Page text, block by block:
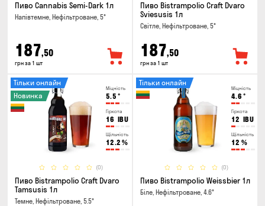
Пиво Cannabis Semi-Dark 1л
Напівтемне, Нефільтроване, 5°
187,50
грн за 1 шт
Пиво Bistrampolio Craft Dvaro
Sviesusis 1л
Світле, Нефільтроване, 5°
187,50
грн за 1 шт
Міцність
5.5 °
Гіркота
16 IBU
Щільність
12.2 %
(0)
Тільки онлайн
Новинка
Пиво Bistrampolio Craft Dvaro
Tamsusis 1л
Темне, Нефільтроване, 5.5°
Міцність
4.6 °
Гіркота
12 IBU
Щільність
12 %
(0)
Тільки онлайн
Пиво Bistrampolio Weissbier 1л
Біле, Нефільтроване, 4.6°